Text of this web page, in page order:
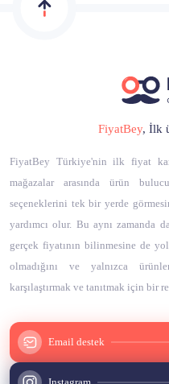
FiyatBey, İlk
FiyatBey Türkiye'nin ilk fiyat
mağazalar arasında ürün
seçeneklerini tek bir yerde
yardımcı olur. Bu aynı zamanda
gerçek fiyatının bilinmesine de
olmadığını ve yalnızca
karşılaştırmak ve tanıtmak için bir
Email destek